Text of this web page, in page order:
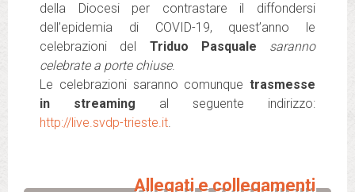
della Diocesi per contrastare il diffondersi
dell’epidemia di COVID-19, quest’anno le
celebrazioni del Triduo Pasquale
saranno
celebrate a porte chiuse.
Le celebrazioni saranno comunque trasmesse
in streaming al seguente indirizzo:
http://live.svdp-trieste.it.
Allegati e collegamenti